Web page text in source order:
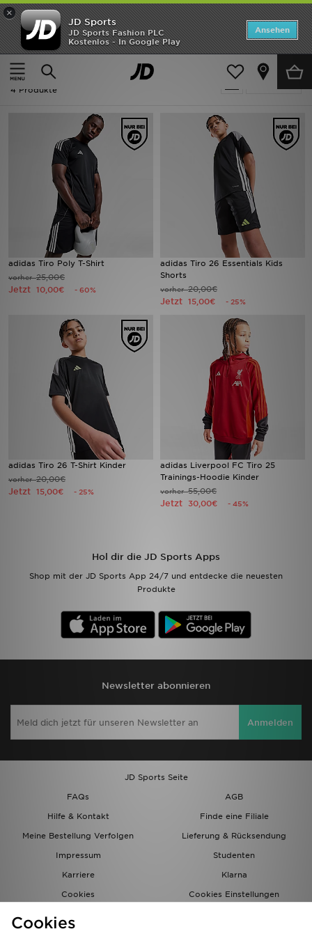
×
JD Sports
JD Sports Fashion PLC
Kostenlos - In Google Play
Ansehen
Home
Ausverkauf | Fußball - Adidas Tiro
Verfeinern
Ausverkauf | Fußball - Adidas Tiro
4 Produkte
adidas Tiro Poly T-Shirt
vorher25,00€
Jetzt 10,00€ - 60%
adidas Tiro 26 Essentials Kids
Shorts
vorher20,00€
Jetzt 15,00€ - 25%
adidas Tiro 26 T-Shirt Kinder
vorher20,00€
Jetzt 15,00€ - 25%
adidas Liverpool FC Tiro 25
Trainings-Hoodie Kinder
vorher55,00€
Jetzt 30,00€ - 45%
Hol dir die JD Sports Apps
Shop mit der JD Sports App 24/7 und entdecke die neuesten
Produkte
Newsletter abonnieren
Anmelden
JD Sports Seite
FAQs
AGB
Hilfe & Kontakt
Finde eine Filiale
Meine Bestellung Verfolgen
Lieferung & Rücksendung
Impressum
Studenten
Karriere
Klarna
Cookies
Cookies Einstellungen
ANGEBOTE
Neuheiten
Herren
Bestsellers
Fußball
Sport
Filialfinder
Hilfe & Kontakt
Geschenkgutschein
Studenten
Cookies